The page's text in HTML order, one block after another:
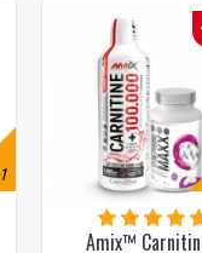
1
Amix™